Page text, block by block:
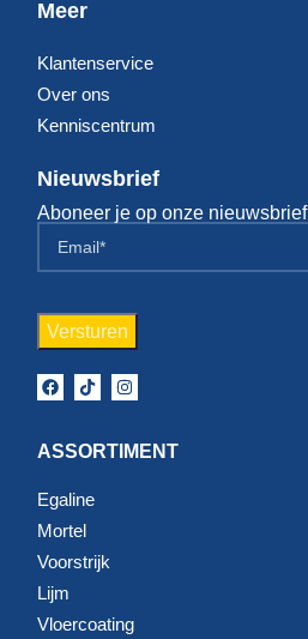
Meer
Klantenservice
Over ons
Kenniscentrum
Nieuwsbrief
Aboneer je op onze nieuwsbrief
ASSORTIMENT
Egaline
Mortel
Voorstrijk
Lijm
Vloercoating